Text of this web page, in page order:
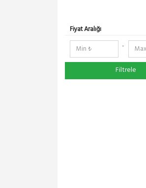
RedLine
RF Elements
NetElastic
Paessler
TENDA
Fiyat Aralığı
-
Filtrele